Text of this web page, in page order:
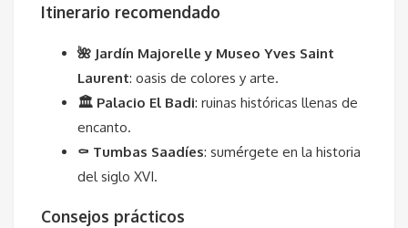
Itinerario recomendado
🌺 Jardín Majorelle y Museo Yves Saint
Laurent: oasis de colores y arte.
🏛 Palacio El Badi: ruinas históricas llenas de
encanto.
⚰ Tumbas Saadíes: sumérgete en la historia
del siglo XVI.
Consejos prácticos